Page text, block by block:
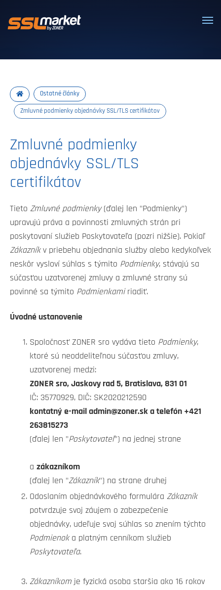
Dôveryhodné SSL/TLS certifikáty
Ostatné články
Zmluvné podmienky objednávky SSL/TLS certifikátov
Zmluvné podmienky
objednávky SSL/TLS
certifikátov
Tieto Zmluvné podmienky(ďalej len "Podmienky")
upravujú práva a povinnosti zmluvných strán pri
poskytovaní služieb Poskytovateľa (pozri nižšie). Pokiaľ
Zákazníkv priebehu objednania služby alebo kedykoľvek
neskôr vysloví súhlas s týmito Podmienky, stávajú sa
súčasťou uzatvorenej zmluvy a zmluvné strany sú
povinné sa týmito Podmienkamiriadiť.
Úvodné ustanovenie
Spoločnosť ZONER sro vydáva tieto Podmienky,
ktoré sú neoddeliteľnou súčasťou zmluvy,
uzatvorenej medzi:
ZONER sro, Jaskovy rad 5, Bratislava, 831 01
IČ: 35770929, DIČ: SK2020212590
kontatný e-mail admin@zoner.sk a telefón +421
263815273
(ďalej len "Poskytovateľ") na jednej strane
a zákazníkom
(ďalej len "Zákazník") na strane druhej
Odoslaním objednávkového formulára Zákazník
potvrdzuje svoj záujem o zabezpečenie
objednávky, udeľuje svoj súhlas so znením týchto
Podmienoka platným cenníkom služieb
Poskytovateľa.
Zákazníkom je fyzická osoba staršia ako 16 rokov